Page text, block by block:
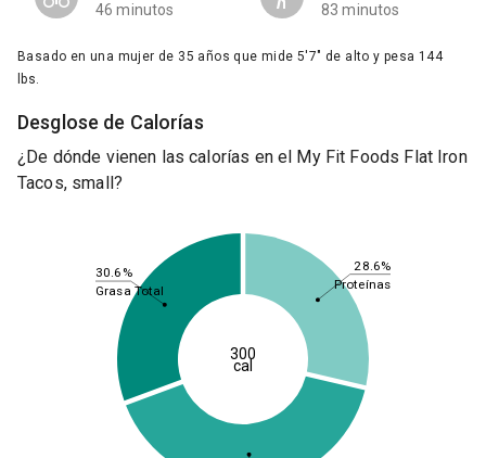
46 minutos 83 minutos
Basado en una mujer de 35 años que mide 5'7" de alto y pesa 144
lbs.
Desglose de Calorías
¿De dónde vienen las calorías en el My Fit Foods Flat Iron
Tacos, small?
28.6%
30.6%
Proteínas
Grasa Total
300
cal